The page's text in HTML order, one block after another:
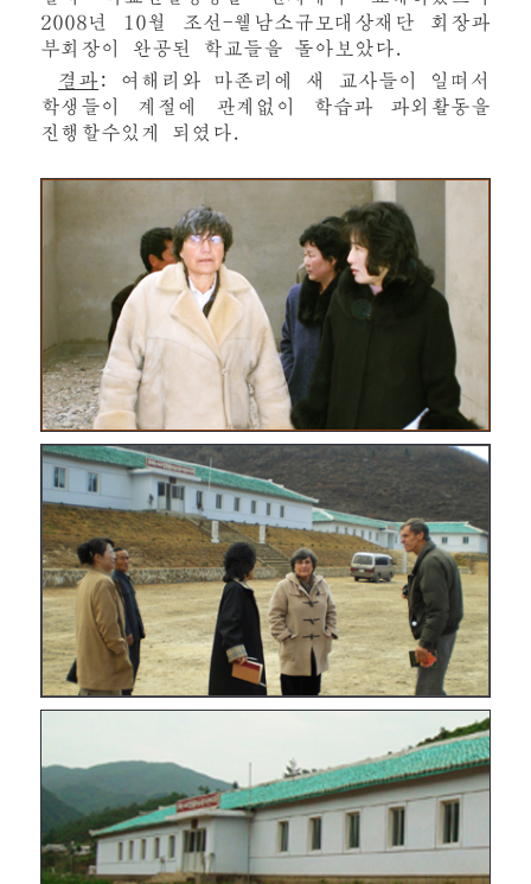
2008년 10월 조선-윁남소규모대상재단 회장과
부회장이 완공된 학교들을 돌아보았다.
결과 : 여해리와 마존리에 새 교사들이 일떠서
학생들이 계절에 관계없이 학습과 과외활동을
진행할수있게 되였다.